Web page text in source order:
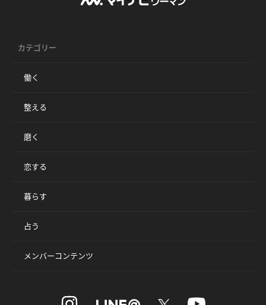
カテゴリー
働く
整える
磨く
恋する
暮らす
占う
メンバーコンテンツ